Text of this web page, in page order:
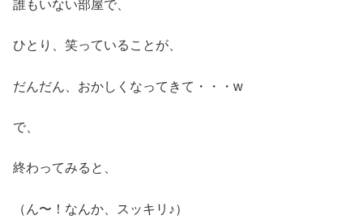
誰もいない部屋で、
ひとり、笑っていることが、
だんだん、おかしくなってきて・・・w
で、
終わってみると、
（ん〜！なんか、スッキリ♪）